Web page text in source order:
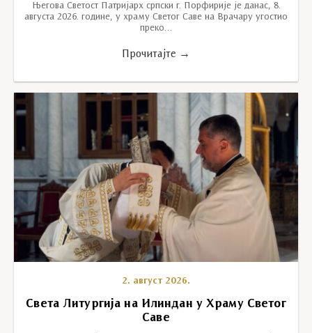
Његова Светост Патријарх српски г. Порфирије је данас, 8.
августа 2026. године, у храму Светог Саве на Врачару угостио
преко…
Прочитајте →
2. август 2026.
Света Литургија на Илиндан у Храму Светог
Саве